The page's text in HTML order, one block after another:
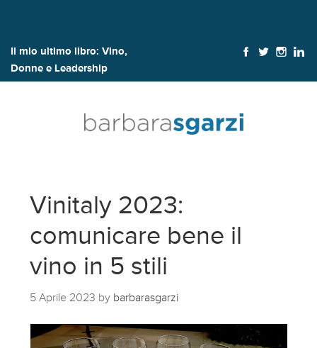
Il mio ultimo libro: Vino,
Donne e Leadership
Vinitaly 2023:
comunicare bene il
vino in 5 stili
5 Aprile 2023 by barbarasgarzi